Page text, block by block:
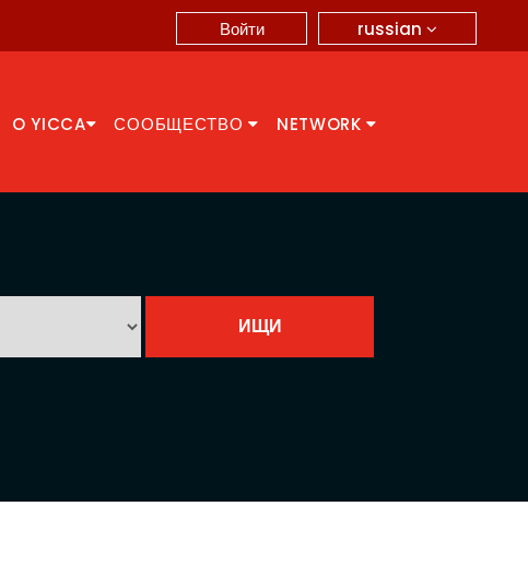
russian
Войти
O YICCA СООБЩЕСТВО NETWORK